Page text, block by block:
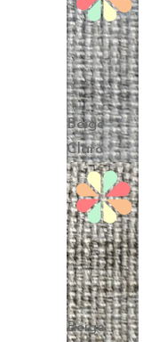
Beige
Claro
Beige